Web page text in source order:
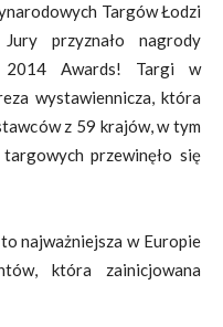
Targów Łodzi
przyznało nagrody
Awards! Targi w
wystawiennicza, która
z 59 krajów, w tym
przewinęło się
najważniejsza w Europie
która zainicjowana